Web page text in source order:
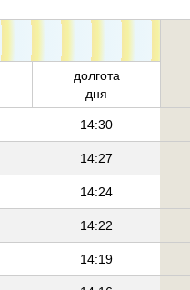
долгота
дня
14:30
14:27
14:24
14:22
14:19